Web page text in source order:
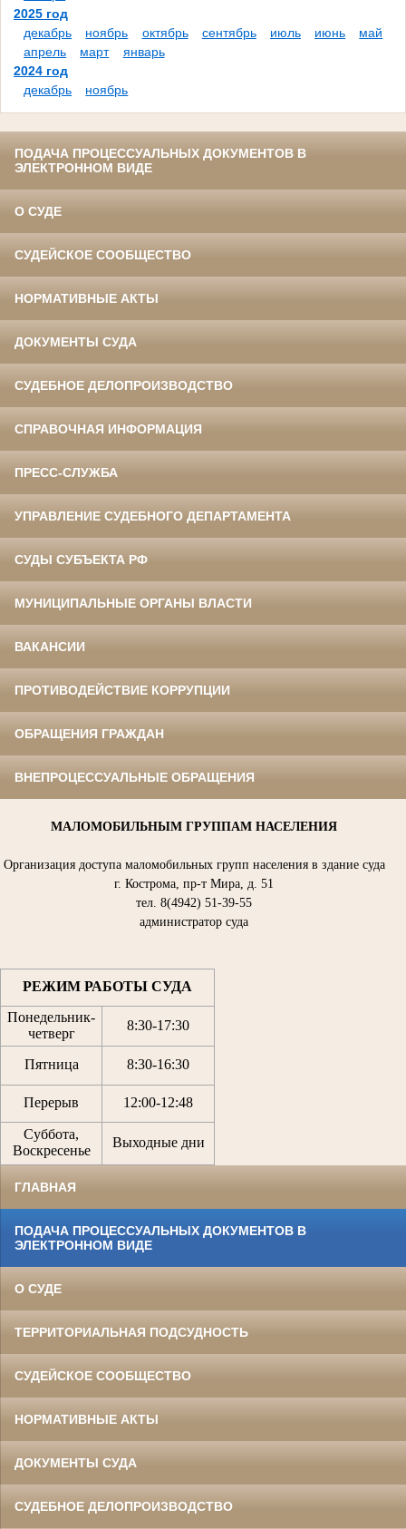
2025 год
декабрь
ноябрь октябрь сентябрь июль июнь
май
апрель
март
январь
2024 год
декабрь
ноябрь
ПОДАЧА ПРОЦЕССУАЛЬНЫХ ДОКУМЕНТОВ В
ЭЛЕКТРОННОМ ВИДЕ
О СУДЕ
СУДЕЙСКОЕ СООБЩЕСТВО
НОРМАТИВНЫЕ АКТЫ
ДОКУМЕНТЫ СУДА
СУДЕБНОЕ ДЕЛОПРОИЗВОДСТВО
СПРАВОЧНАЯ ИНФОРМАЦИЯ
ПРЕСС-СЛУЖБА
УПРАВЛЕНИЕ СУДЕБНОГО ДЕПАРТАМЕНТА
СУДЫ СУБЪЕКТА РФ
МУНИЦИПАЛЬНЫЕ ОРГАНЫ ВЛАСТИ
ВАКАНСИИ
ПРОТИВОДЕЙСТВИЕ КОРРУПЦИИ
ОБРАЩЕНИЯ ГРАЖДАН
ВНЕПРОЦЕССУАЛЬНЫЕ ОБРАЩЕНИЯ
МАЛОМОБИЛЬНЫМ ГРУППАМ НАСЕЛЕНИЯ
Организация доступа маломобильных групп населения в здание суда
г. Кострома, пр-т Мира, д. 51
тел. 8(4942) 51-39-55
администратор суда
РЕЖИМ РАБОТЫ СУДА
Понедельник-
четверг
8:30-17:30
Пятница 8:30-16:30
Перерыв 12:00-12:48
Суббота,
Воскресенье
Выходные дни
ГЛАВНАЯ
ПОДАЧА ПРОЦЕССУАЛЬНЫХ ДОКУМЕНТОВ В
ЭЛЕКТРОННОМ ВИДЕ
О СУДЕ
ТЕРРИТОРИАЛЬНАЯ ПОДСУДНОСТЬ
СУДЕЙСКОЕ СООБЩЕСТВО
НОРМАТИВНЫЕ АКТЫ
ДОКУМЕНТЫ СУДА
СУДЕБНОЕ ДЕЛОПРОИЗВОДСТВО